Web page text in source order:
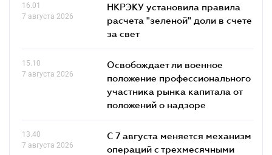
16.01
7 августа 2026
НКРЭКУ установила правила
расчета "зеленой" доли в счете
за свет
15.10
7 августа 2026
Освобождает ли военное
положение профессионального
участника рынка капитала от
положений о надзоре
13.40
7 августа 2026
С 7 августа меняется механизм
операций с трехмесячными